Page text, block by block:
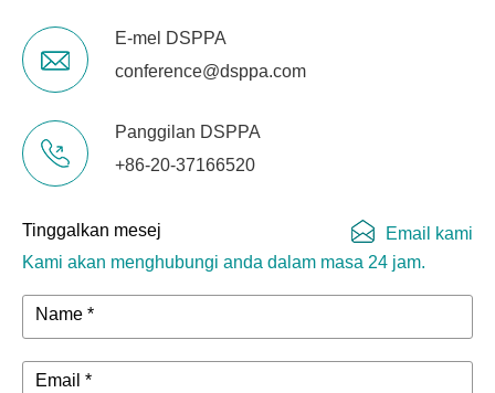
E-mel DSPPA
conference@dsppa.com
Panggilan DSPPA
+86-20-37166520
Tinggalkan mesej
Kami akan menghubungi anda dalam masa 24 jam.
Email kami
Name *
Email *